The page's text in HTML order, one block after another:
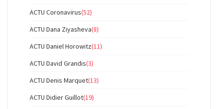
ACTU Coronavirus(52)
ACTU Dana Ziyasheva(8)
ACTU Daniel Horowitz(11)
ACTU David Grandis(3)
ACTU Denis Marquet(13)
ACTU Didier Guillot(19)